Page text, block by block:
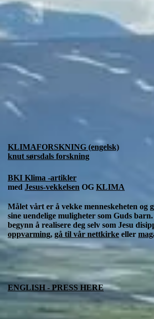
KLIMAFORSKNING (engelsk)
knut sørsdals forskning
BKI Klima -artikler
med Jesus-vekkelsen OG KLIMA
Målet vårt er å vekke menneskeheten og
sine uendelige muligheter som Guds
begynn å realisere deg selv som Jesu
oppvarming, gå til vår nettkirke eller
ENGLISH - PRESS HERE